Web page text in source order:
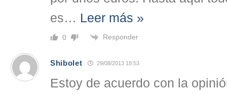
es… Leer más »
0 Responder
Shibolet 29/08/2013 18:53
Estoy de acuerdo con la